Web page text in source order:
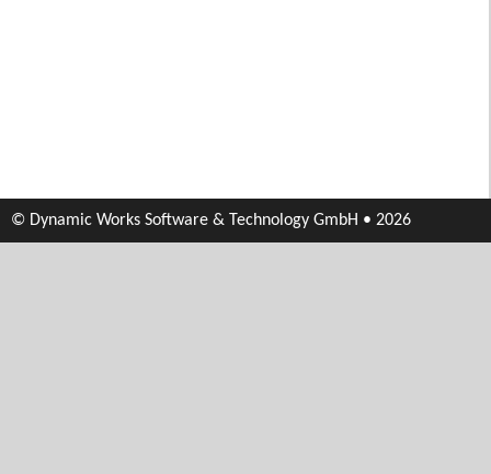
© Dynamic Works Software & Technology GmbH • 2026